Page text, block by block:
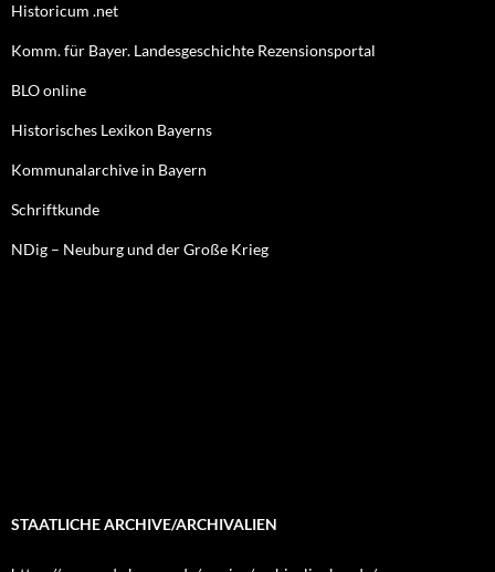
Historicum .net
Komm. für Bayer. Landesgeschichte Rezensionsportal
BLO online
Historisches Lexikon Bayerns
Kommunalarchive in Bayern
Schriftkunde
NDig – Neuburg und der Große Krieg
STAATLICHE ARCHIVE/ARCHIVALIEN